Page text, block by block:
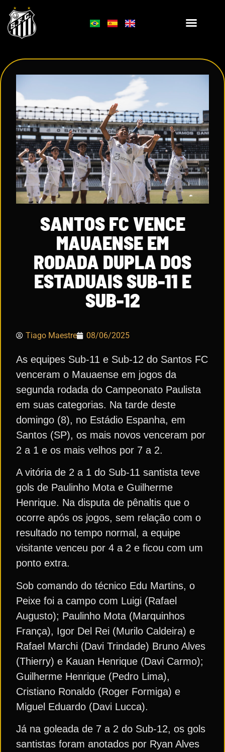
SANTOS FC VENCE
MAUAENSE EM
RODADA DUPLA DOS
ESTADUAIS SUB-11 E
SUB-12
Tiago Maestre 08/06/2025
As equipes Sub-11 e Sub-12 do Santos FC
venceram o Mauaense em jogos da
segunda rodada do Campeonato Paulista
em suas categorias. Na tarde deste
domingo (8), no Estádio Espanha, em
Santos (SP), os mais novos venceram por
2 a 1 e os mais velhos por 7 a 2.
A vitória de 2 a 1 do Sub-11 santista teve
gols de Paulinho Mota e Guilherme
Henrique. Na disputa de pênaltis que o
ocorre após os jogos, sem relação com o
resultado no tempo normal, a equipe
visitante venceu por 4 a 2 e ficou com um
ponto extra.
Sob comando do técnico Edu Martins, o
Peixe foi a campo com Luigi (Rafael
Augusto); Paulinho Mota (Marquinhos
França), Igor Del Rei (Murilo Caldeira) e
Rafael Marchi (Davi Trindade) Bruno Alves
(Thierry) e Kauan Henrique (Davi Carmo);
Guilherme Henrique (Pedro Lima),
Cristiano Ronaldo (Roger Formiga) e
Miguel Eduardo (Davi Lucca).
Já na goleada de 7 a 2 do Sub-12, os gols
santistas foram anotados por Ryan Alves